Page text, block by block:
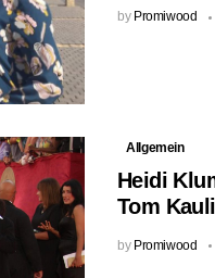
by Promiwood
Allgemein
Heidi
Tom
by Promiwood